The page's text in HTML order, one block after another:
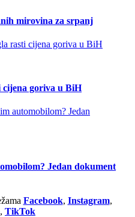
mirovina za srpanj
cijena goriva u BiH
Jedan dokument
Facebook, Instagram,
, TikTok